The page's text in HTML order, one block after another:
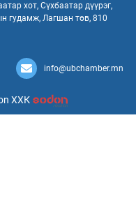
ХҮЛЭЭН АВАХ УРИЛГА -
ХҮЛЭЭН АВАХ УРИЛГА -
хот, Сүхбаатар дүүрэг,
гудамж, Лагшан төв, 810
info@ubchamber.mn
ХХК